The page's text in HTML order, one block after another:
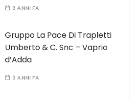
3 ANNI FA
Gruppo La Pace Di Trapletti
Umberto & C. Snc – Vaprio
d’Adda
3 ANNI FA